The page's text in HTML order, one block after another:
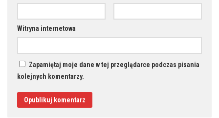
Witryna internetowa
Zapamiętaj moje dane w tej przeglądarce podczas pisania
kolejnych komentarzy.